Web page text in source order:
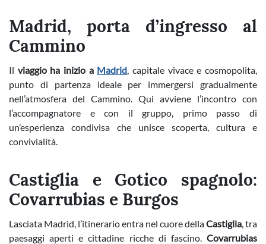
Madrid, porta d’ingresso al
Cammino
Il viaggio ha inizio a Madrid, capitale vivace e cosmopolita,
punto di partenza ideale per immergersi gradualmente
nell’atmosfera del Cammino. Qui avviene l’incontro con
l’accompagnatore e con il gruppo, primo passo di
un’esperienza condivisa che unisce scoperta, cultura e
convivialità.
Castiglia e Gotico spagnolo:
Covarrubias e Burgos
Lasciata Madrid, l’itinerario entra nel cuore dellaCastiglia, tra
paesaggi aperti e cittadine ricche di fascino. Covarrubias